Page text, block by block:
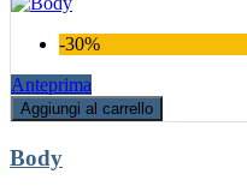
-30%
Anteprima
Aggiungi al carrello
Body